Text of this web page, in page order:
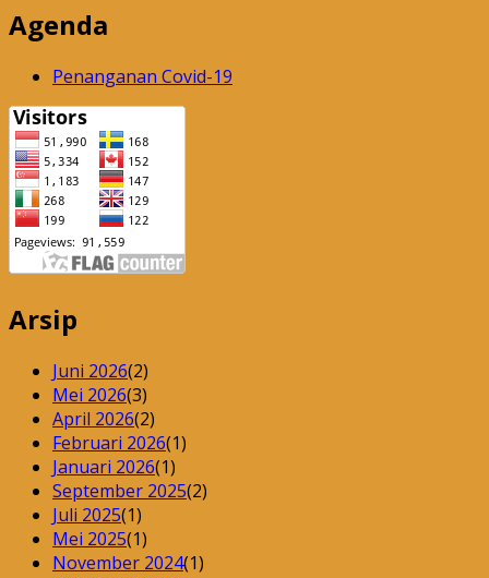
Agenda
Penanganan Covid-19
Arsip
Juni 2026(2)
Mei 2026(3)
April 2026(2)
Februari 2026(1)
Januari 2026(1)
September 2025(2)
Juli 2025(1)
Mei 2025(1)
November 2024(1)